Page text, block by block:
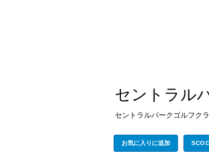
セントラル
セントラルパークゴルフク
お気に入りに追加 SCO